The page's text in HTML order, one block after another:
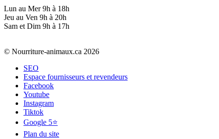
Lun au Mer 9h à 18h
Jeu au Ven 9h à 20h
Sam et Dim 9h à 17h
© Nourriture-animaux.ca 2026
SEO
Espace fournisseurs et revendeurs
Facebook
Youtube
Instagram
Tiktok
Google 5⭐
Plan du site